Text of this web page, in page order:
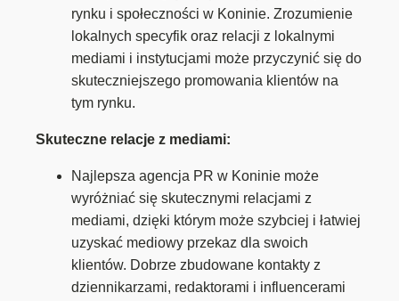
rynku i społeczności w Koninie. Zrozumienie
lokalnych specyfik oraz relacji z lokalnymi
mediami i instytucjami może przyczynić się do
skuteczniejszego promowania klientów na
tym rynku.
Skuteczne relacje z mediami:
Najlepsza agencja PR w Koninie może
wyróżniać się skutecznymi relacjami z
mediami, dzięki którym może szybciej i łatwiej
uzyskać mediowy przekaz dla swoich
klientów. Dobrze zbudowane kontakty z
dziennikarzami, redaktorami i influencerami